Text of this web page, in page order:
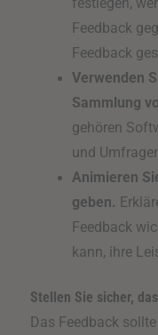
festlegen,
Feedback
Feedback
Verwenden
Sammlung
gehören
und
Animieren
geben.
Feedback
kann, ihre
Stellen Sie sicher,
Das Feedback